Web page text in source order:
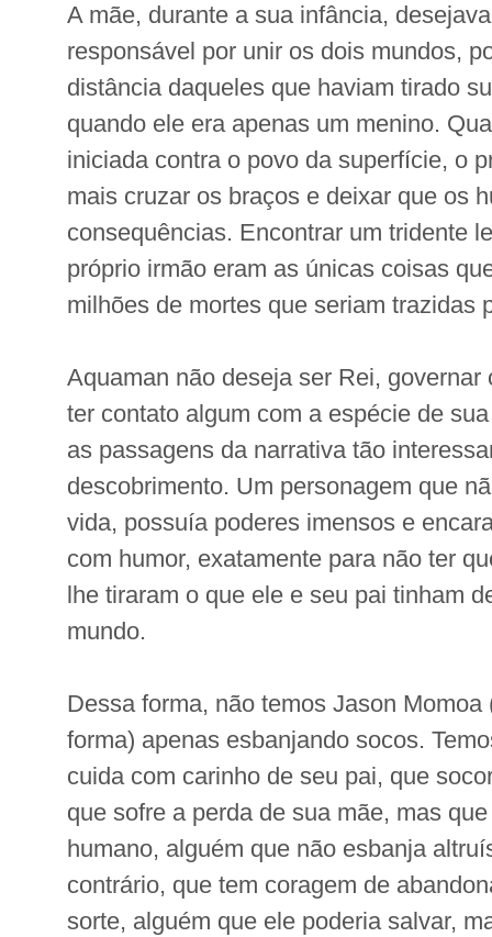
A mãe, durante a sua infância,
responsável por unir os dois mundos,
distância daqueles que haviam tirado
quando ele era apenas um menino.
iniciada contra o povo da superfície, o
mais cruzar os braços e deixar que os
consequências. Encontrar um tridente
próprio irmão eram as únicas coisas
milhões de mortes que seriam trazidas
Aquaman não deseja ser Rei, governar
ter contato algum com a espécie de
as passagens da narrativa tão
descobrimento. Um personagem que
vida, possuía poderes imensos e
com humor, exatamente para não ter
lhe tiraram o que ele e seu pai tinham
mundo.
Dessa forma, não temos Jason
forma) apenas esbanjando socos.
cuida com carinho de seu pai, que
que sofre a perda de sua mãe, mas
humano, alguém que não esbanja
contrário, que tem coragem de
sorte, alguém que ele poderia salvar,